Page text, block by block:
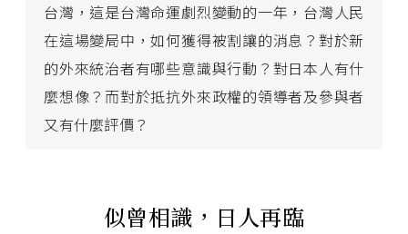
台灣，這是台灣命運劇烈變動的一年，台灣人民
在這場變局中，如何獲得被割讓的消息？對於新
的外來統治者有哪些意識與行動？對日本人有什
麼想像？而對於抵抗外來政權的領導者及參與者
又有什麼評價？
似曾相識，日人再臨